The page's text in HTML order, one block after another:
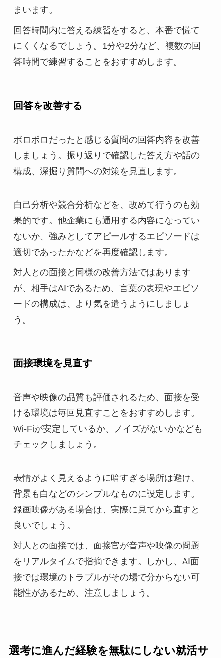
まいます。
回答時間内に答える練習をすると、本番で慌て
にくくなるでしょう。1分や2分など、複数の回
答時間で練習することをおすすめします。
回答を改善する
ボロボロだったと感じる質問の回答内容を改善
しましょう。振り返りで確認した答え方や話の
構成、深掘り質問への対策を見直します。
自己分析や競合分析などを、改めて行うのも効
果的です。他企業にも通用する内容になってい
ないか、強みとしてアピールするエピソードは
適切であったかなどを再度確認します。
対人との面接と同様の改善方法ではあります
が、相手はAIであるため、言葉の表現やエピソ
ードの構成は、より気を遣うようにしましょ
う。
面接環境を見直す
音声や映像の品質も評価されるため、面接を受
ける環境は毎回見直すことをおすすめします。
Wi-Fiが安定しているか、ノイズがないかなども
チェックしましょう。
表情がよく見えるように暗すぎる場所は避け、
背景も白などのシンプルなものに設定します。
録画映像がある場合は、実際に見てから直すと
良いでしょう。
対人との面接では、面接官が音声や映像の問題
をリアルタイムで指摘できます。しかし、AI面
接では環境のトラブルがその場で分からない可
能性があるため、注意しましょう。
選考に進んだ経験を無駄にしない就活サ